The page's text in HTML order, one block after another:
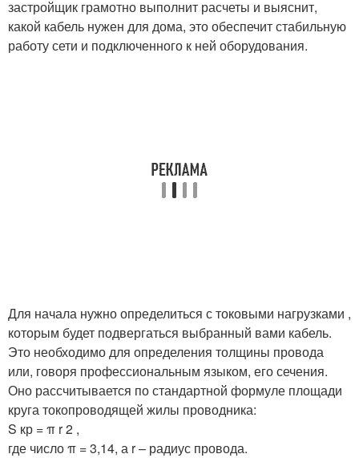
застройщик грамотно выполнит расчеты и выяснит,
какой кабель нужен для дома, это обеспечит стабильную
работу сети и подключенного к ней оборудования.
Для начала нужно определиться с токовыми нагрузками ,
которым будет подвергаться выбранный вами кабель.
Это необходимо для определения толщины провода
или, говоря профессиональным языком, его сечения.
Оно рассчитывается по стандартной формуле площади
круга токопроводящей жилы проводника:
S кр = π r 2 ,
где число π = 3,14, а r – радиус провода.